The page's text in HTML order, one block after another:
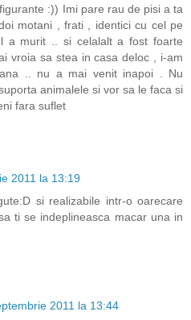
:)) Imi pare rau de pisi a ta
motani , frati , identici cu cel pe
a murit .. si celalalt a fost foarte
vroia sa stea in casa deloc , i-am
.. nu a mai venit inapoi . Nu
animalele si vor sa le faca si
fara suflet
2011 la 13:19
si realizabile intr-o oarecare
ti se indeplineasca macar una in
2011 la 13:44